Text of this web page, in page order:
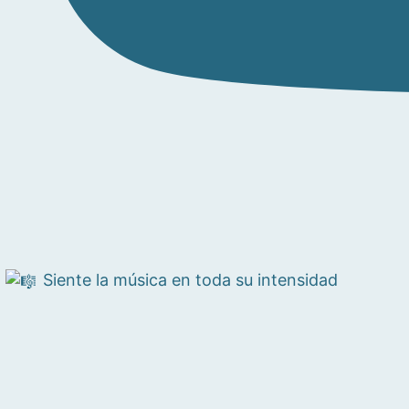
Siente la música en toda su intensidad